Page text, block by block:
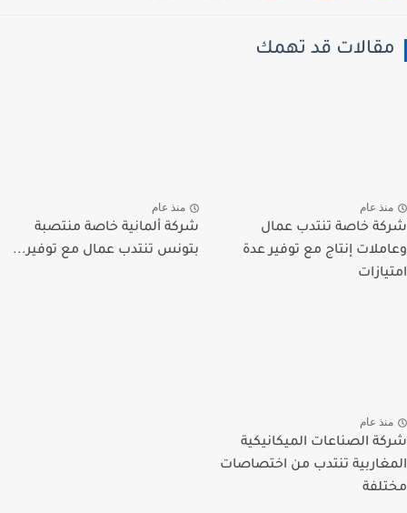
قد تهمك
عام
خاصة تنتدب عمال
إنتاج مع توفير عدة
منذ عام
شركة ألمانية خاصة منتصبة
بتونس تنتدب عمال مع توفير...
عام
الصناعات الميكانيكية
تنتدب من اختصاصات